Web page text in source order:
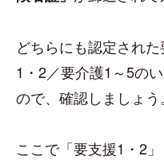
どちらにも認定され
1・2／要介護1～5の
ので、確認しましょう。
ここで「要支援1・2